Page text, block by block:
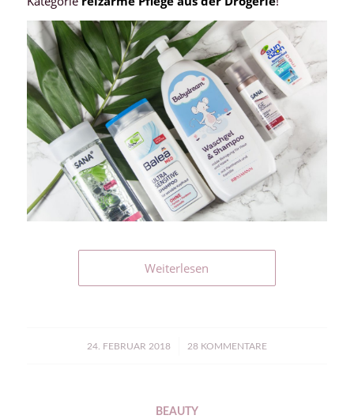
Weiterlesen
24. FEBRUAR 2018
/ 28 KOMMENTARE
BEAUTY